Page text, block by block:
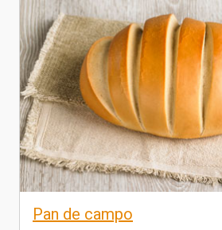
Pan de campo